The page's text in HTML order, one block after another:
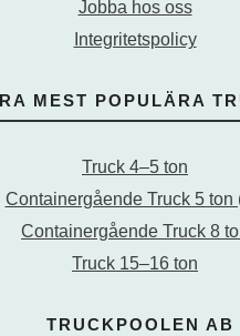
Jobba hos oss
Integritetspolicy
MEST POPULÄRA
Truck 4–5 ton
Containergående Truck 5 ton
Containergående Truck 8
Truck 15–16 ton
TRUCKPOOLEN AB